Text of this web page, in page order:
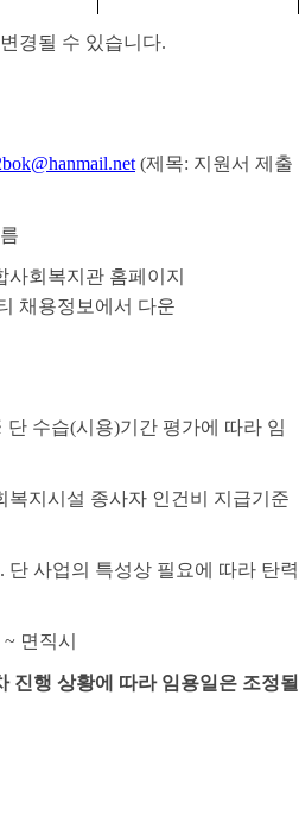
경될 수 있습니다.
(제목: 지원서 제출
회복지관 홈페이지
채용정보에서 다운
단 수습(시용)기간 평가에 따라 임
복지시설 종사자 인건비 지급기준
. 단 사업의 특성상 필요에 따라 탄력
~ 면직시
진행 상황에 따라 임용일은 조정될